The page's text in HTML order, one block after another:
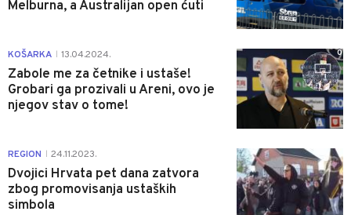
Melburna, a Australijan open ćuti
KOŠARKA 13.04.2024.
Zabole me za četnike i ustaše!
Grobari ga prozivali u Areni, ovo je
njegov stav o tome!
0
REGION 24.11.2023.
Dvojici Hrvata pet dana zatvora
zbog promovisanja ustaških
simbola
1